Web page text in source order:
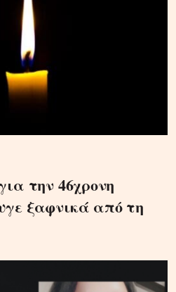
την 46χρονη
ξαφνικά από τη